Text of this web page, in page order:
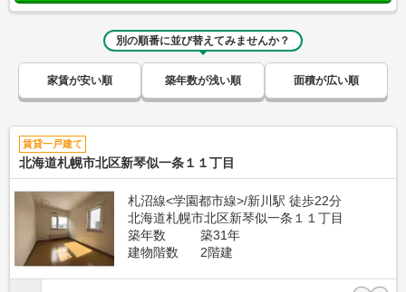
別の順番に並び替えてみませんか？
家賃が安い順 築年数が浅い順 面積が広い順
賃貸一戸建て
北海道札幌市北区新琴似一条１１丁目
札沼線<学園都市線>/新川駅 徒歩22分
北海道札幌市北区新琴似一条１１丁目
築年数
築31年
建物階数
2階建